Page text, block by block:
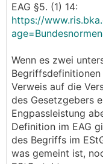
bestimmen, um die
auszuscheiden.
Sollte die Batterie
Anteil dann
Was hat es mit
sollte ich hier aktiv
(Umsätze bis EUR
steuerbefreit, sie
der USt
Vorsteuern für
EAG §5. (1) 14:
https://
Wenn es zwei
Verweis auf die
des Gesetzgebers
Engpassleistung
Definition im EAG
des Begriffs im
was gemeint ist,